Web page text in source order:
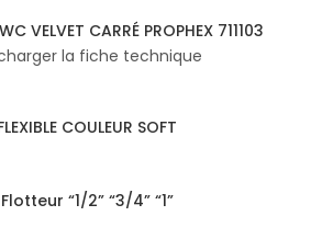
VELVET CARRÉ PROPHEX 711103
la fiche technique
COULEUR SOFT
Flotteur “1/2” “3/4” “1”